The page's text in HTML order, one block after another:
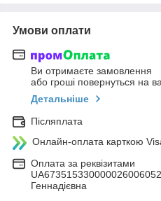
Умови оплати
Ви отримаєте замовлення
або гроші повернуться на
Детальніше
Післяплата
Онлайн-оплата карткою
Оплата за реквізитами
Геннадієвна